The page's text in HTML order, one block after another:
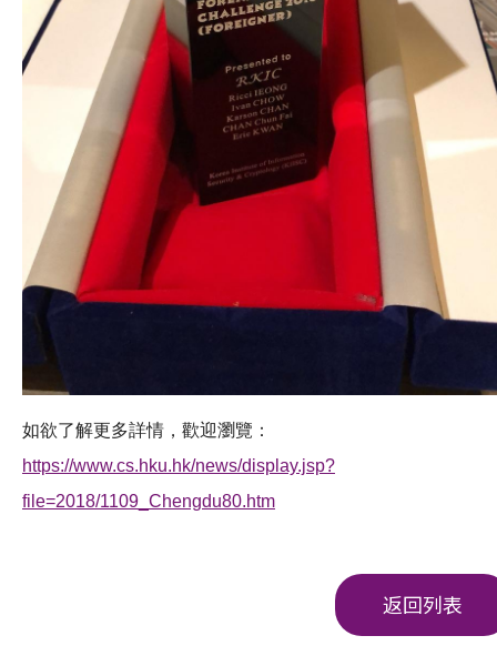
如欲了解更多詳情，歡迎瀏覽：
https://www.cs.hku.hk/news/display.jsp?
file=2018/1109_Chengdu80.htm
返回列表